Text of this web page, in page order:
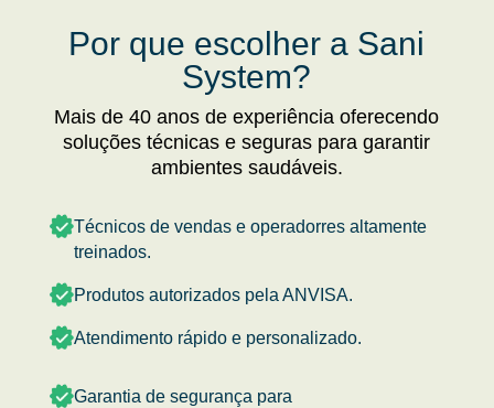
Por que escolher a Sani
System?
Mais de 40 anos de experiência oferecendo
soluções técnicas e seguras para garantir
ambientes saudáveis.
Técnicos de vendas e operadorres altamente
treinados.
Produtos autorizados pela ANVISA.
Atendimento rápido e personalizado.
Garantia de segurança para